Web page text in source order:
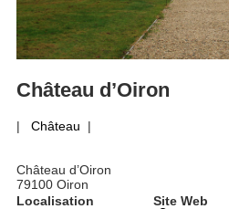
Château d’Oiron
| Château |
Château d’Oiron
79100 Oiron
Localisation
Site Web